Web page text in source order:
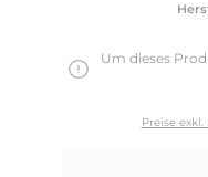
Um dieses
Preise exkl.